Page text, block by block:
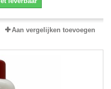
Aan vergelijken toevoegen